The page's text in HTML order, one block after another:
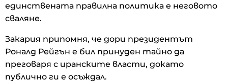
единствената правилна политика е неговото
сваляне.
Закария припомня, че дори президентът
Роналд Рейгън е бил принуден тайно да
преговаря с иранските власти, докато
публично ги е осъждал.